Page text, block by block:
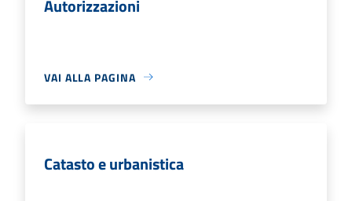
Autorizzazioni
VAI ALLA PAGINA
Catasto e urbanistica